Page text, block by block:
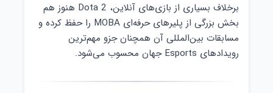
برخلاف بسیاری از بازی‌های آنلاین، Dota 2 هنوز هم
بخش بزرگی از پلیرهای حرفه‌ای MOBA را حفظ کرده و
مسابقات بین‌المللی آن همچنان جزو مهم‌ترین
رویدادهای Esports جهان محسوب می‌شود.